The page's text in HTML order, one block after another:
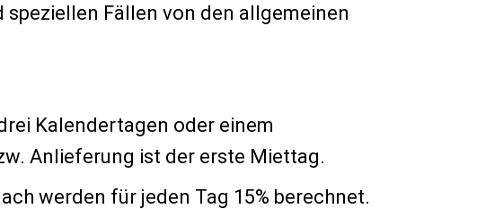
speziellen Fällen von den allgemeinen
Kalendertagen oder einem
Anlieferung ist der erste Miettag.
werden für jeden Tag 15% berechnet.